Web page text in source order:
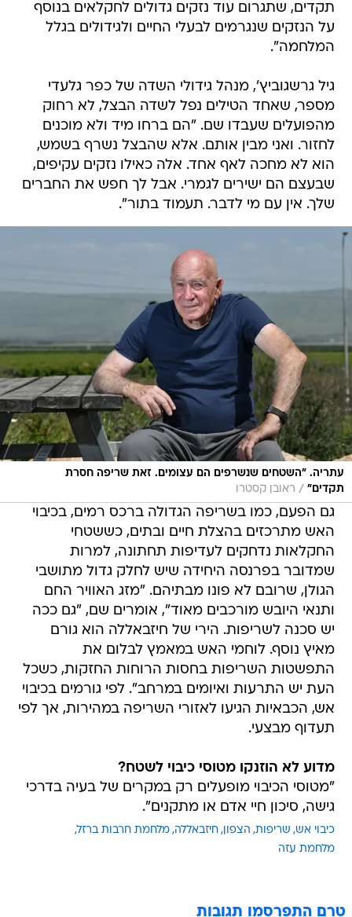
תקדים, שתגרום עוד נזקים גדולים לחקלאים בנוסף
על הנזקים שנגרמים לבעלי החיים ולגידולים בגלל
המלחמה".
גיל גרשגוביץ', מנהל גידולי השדה של כפר גלעדי
מספר, שאחד הטילים נפל לשדה הבצל, לא רחוק
מהפועלים שעבדו שם. "הם ברחו מיד ולא מוכנים
לחזור. ואני מבין אותם. אלא שהבצל נשרף בשמש,
הוא לא מחכה לאף אחד. אלה כאילו נזקים עקיפים,
שבעצם הם ישירים לגמרי. אבל לך חפש את החברים
שלך. אין עם מי לדבר. תעמוד בתור".
עתריה. "השטחים שנשרפים הם עצומים. זאת שריפה חסרת
תקדים" / ראובן קסטרו
גם הפעם, כמו בשריפה הגדולה ברכס רמים, בכיבוי
האש מתרכזים בהצלת חיים ובתים, כששטחי
החקלאות נדחקים לעדיפות תחתונה, למרות
שמדובר בפרנסה היחידה שיש לחלק גדול מתושבי
הגולן, שרובם לא פונו מבתיהם. "מזג האוויר החם
ותנאי היובש מורכבים מאוד", אומרים שם, "גם ככה
יש סכנה לשריפות. הירי של חיזבאללה הוא גורם
מאיץ נוסף. לוחמי האש במאמץ לבלום את
התפשטות השריפות בחסות הרוחות החזקות, כשכל
העת יש התרעות ואיומים במרחב". לפי גורמים בכיבוי
אש, הכבאיות הגיעו לאזורי השריפה במהירות, אך לפי
תעדוף מבצעי.
מדוע לא הוזנקו מטוסי כיבוי לשטח?
"מטוסי הכיבוי מופעלים רק במקרים של בעיה בדרכי
גישה, סיכון חיי אדם או מתקנים".
כיבוי אש שריפות הצפון חיזבאללה מלחמת חרבות ברזל
מלחמת עזה
טרם התפרסמו תגובות